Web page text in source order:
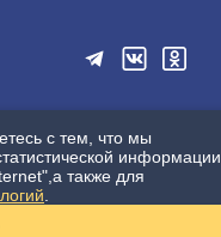
с тем, что мы
информации
также для